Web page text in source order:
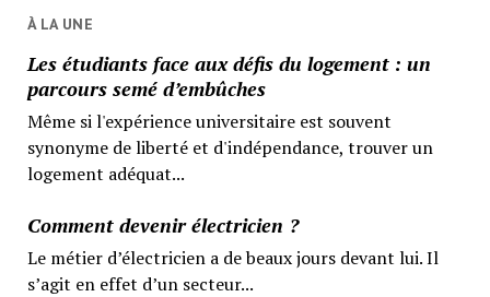
À LA UNE
Les étudiants face aux défis du logement : un
parcours semé d’embûches
Même si l'expérience universitaire est souvent
synonyme de liberté et d'indépendance, trouver un
logement adéquat...
Comment devenir électricien ?
Le métier d’électricien a de beaux jours devant lui. Il
s’agit en effet d’un secteur...